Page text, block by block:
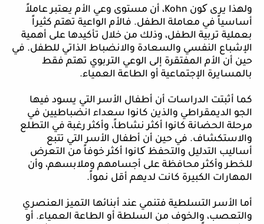
ولهذا يرى کون Kohn، أن مستوى وعي الأم يعتبر عاملاً
أساسياً في معاملة الطفل. فالأم الواعية تهتم كثيراً
بعملية تربية الطفل، وذلك من خلال تأكيدها على أهمية
الإشباع النفسي والسعادة والانضباط الذاتي للطفل. في
حين أن الأم المفتقرة إلى الوعي التربوي تهتم فقط
بالمسايرة الإجتماعية أو الطاعة العمياء.
كما أثبتت الدراسات أن أطفال الأسر التي يسود فيها
الجو الديمقراطي والذين كانوا سعداء انضباطيين في
مرحلة الحضانة كانوا أكثر نشاطاً، وأكثر رغبة في التطلع
والاستكشاف. في حين أن أطفال الأسر التي تتبع
أساليب التدليل والتحفظ کانوا أكثر خوفاً من التعرض
للخطر وأكثر محافظة على أجسامهم وملابسهم، وأن
المهارات الكبيرة كانت لديهم أقل نمواً.
أما الأسر التسلطية فتنمي عند أبنائها التميز العنصري
والتعصب، والخوف من السلطة أو الطاعة العمياء. أو